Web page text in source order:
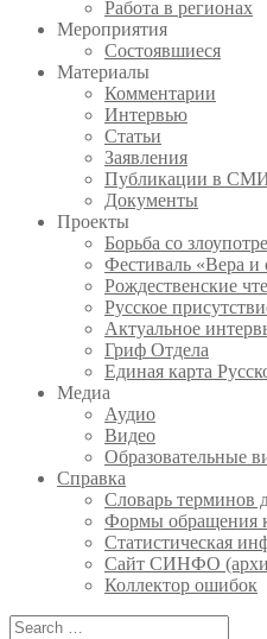
Работа в регионах
Мероприятия
Состоявшиеся
Материалы
Комментарии
Интервью
Статьи
Заявления
Публикации в
Документы
Проекты
Борьба со
Фестиваль «Вера и
Рождественские
Русское
Актуальное
Гриф Отдела
Единая карта
Медиа
Аудио
Видео
Образовательные
Справка
Словарь терминов
Формы обращения
Статистическая
Сайт СИНФО
Коллектор ошибок